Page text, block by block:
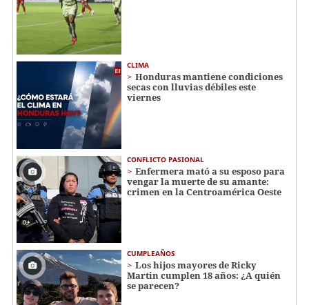
CLIMA
Honduras mantiene condiciones
secas con lluvias débiles este
viernes
CONFLICTO PASIONAL
Enfermera mató a su esposo para
vengar la muerte de su amante:
crimen en la Centroamérica Oeste
CUMPLEAÑOS
Los hijos mayores de Ricky
Martin cumplen 18 años: ¿A quién
se parecen?